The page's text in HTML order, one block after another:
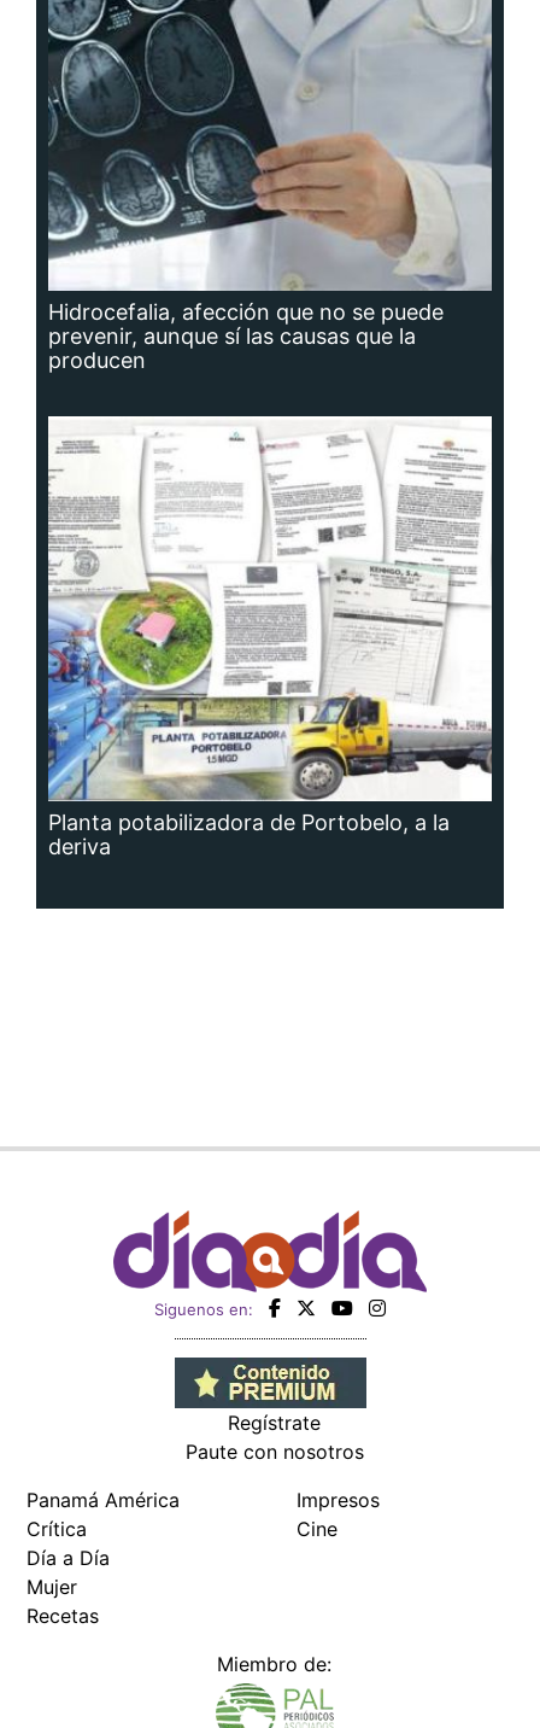
Hidrocefalia, afección que no se puede
prevenir, aunque sí las causas que la
producen
Planta potabilizadora de Portobelo, a la
deriva
Siguenos en:
Regístrate
Paute con nosotros
Panamá América
Crítica
Día a Día
Mujer
Recetas
Impresos
Cine
Miembro de: